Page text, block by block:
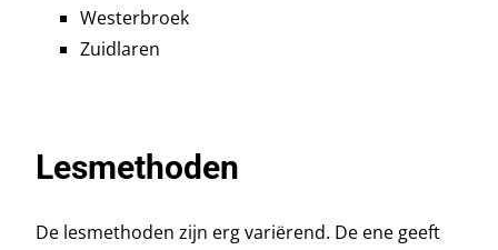
Westerbroek
Zuidlaren
Lesmethoden
De lesmethoden zijn erg variërend. De ene geeft